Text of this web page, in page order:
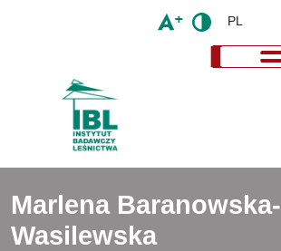
PL
Marlena Baranowska-
Wasilewska